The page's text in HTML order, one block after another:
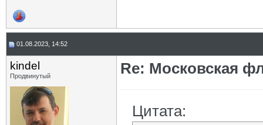
01.08.2023, 14:52
kindel
Продвинутый Re: Московская
Цитата: